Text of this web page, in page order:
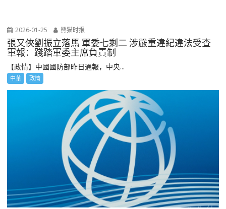
2026-01-25 熊猫时报
張又俠劉振立落馬 軍委七剩二 涉嚴重違紀違法受查
軍報：踐踏軍委主席負責制
【政情】中國國防部昨日通報，中央...
中華 政情